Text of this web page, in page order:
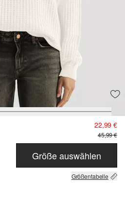
22,99 €
45,99 €
Größe auswählen
Größentabelle